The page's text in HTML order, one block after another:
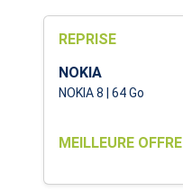
REPRISE
NOKIA
NOKIA 8 | 64 Go
MEILLEURE OFFRE